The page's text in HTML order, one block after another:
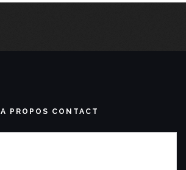
A PROPOS CONTACT